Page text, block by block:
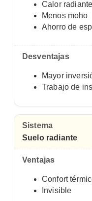
Calor
Menos moho
Ahorro de
Mayor
Trabajo de
Suelo radiante
Confort
Invisible